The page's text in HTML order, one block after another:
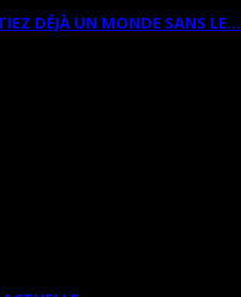
DÉJÀ UN MONDE SANS LE…